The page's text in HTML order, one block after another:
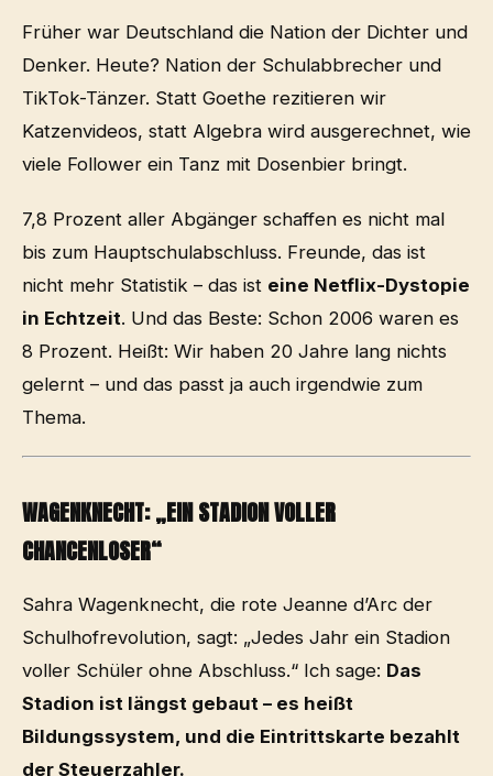
Früher war Deutschland die Nation der Dichter und
Denker. Heute? Nation der Schulabbrecher und
TikTok-Tänzer. Statt Goethe rezitieren wir
Katzenvideos, statt Algebra wird ausgerechnet, wie
viele Follower ein Tanz mit Dosenbier bringt.
7,8 Prozent aller Abgänger schaffen es nicht mal
bis zum Hauptschulabschluss. Freunde, das ist
nicht mehr Statistik – das ist eine Netflix-Dystopie
in Echtzeit. Und das Beste: Schon 2006 waren es
8 Prozent. Heißt: Wir haben 20 Jahre lang nichts
gelernt – und das passt ja auch irgendwie zum
Thema.
WAGENKNECHT: „EIN STADION VOLLER
CHANCENLOSER“
Sahra Wagenknecht, die rote Jeanne d’Arc der
Schulhofrevolution, sagt: „Jedes Jahr ein Stadion
voller Schüler ohne Abschluss.“ Ich sage: Das
Stadion ist längst gebaut – es heißt
Bildungssystem, und die Eintrittskarte bezahlt
der Steuerzahler.